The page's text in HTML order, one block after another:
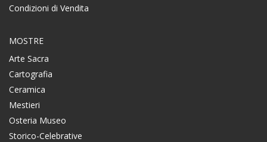
Condizioni di Vendita
MOSTRE
Arte Sacra
Cartografia
Ceramica
Mestieri
Osteria Museo
Storico-Celebrative